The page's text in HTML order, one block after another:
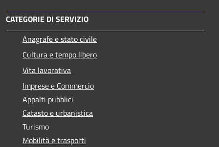
CATEGORIE DI SERVIZIO
Anagrafe e stato civile
Cultura e tempo libero
Vita lavorativa
Imprese e Commercio
Appalti pubblici
Catasto e urbanistica
Turismo
Mobilità e trasporti